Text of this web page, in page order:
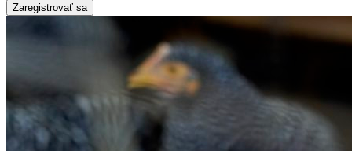
Zaregistrovať sa